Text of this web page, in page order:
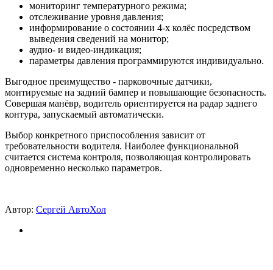
мониторинг температурного режима;
отслеживание уровня давления;
информирование о состоянии 4-х колёс посредством
выведения сведений на монитор;
аудио- и видео-индикация;
параметры давления программируются индивидуально.
Выгодное преимущество - парковочные датчики,
монтируемые на задний бампер и повышающие безопасность.
Совершая манёвр, водитель ориентируется на радар заднего
контура, запускаемый автоматически.
Выбор конкретного приспособления зависит от
требовательности водителя. Наиболее функциональной
считается система контроля, позволяющая контролировать
одновременно несколько параметров.
Автор: Сергей АвтоХол